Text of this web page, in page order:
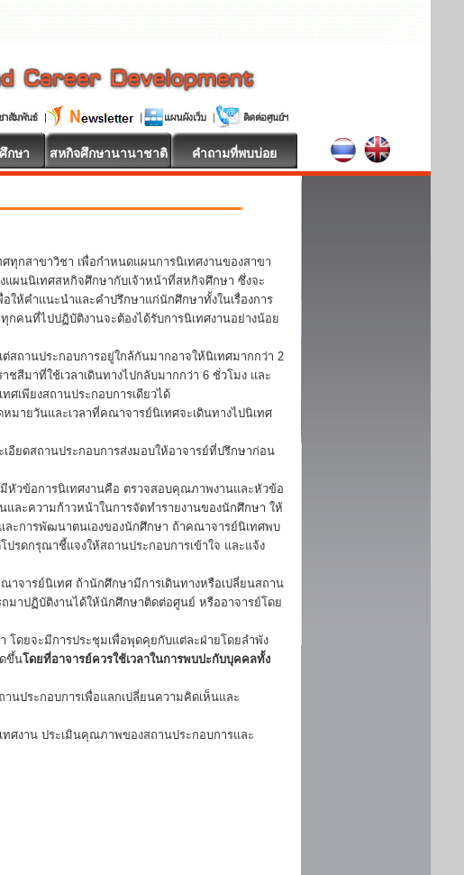
กษา สหกิจศึกษานานาชาติ คำถามที่พบบ่อย
ทุกสาขาวิชา เพื่อกำหนดแผนการนิเทศงานของสาขา
ผนนิเทศสหกิจศึกษากับเจ้าหน้าที่สหกิจศึกษา ซึ่งจะ
ให้คำแนะนำและคำปรึกษาแก่นักศึกษาทั้งในเรื่องการ
คนที่ไปปฏิบัติงานจะต้องได้รับการนิเทศงานอย่างน้อย
สถานประกอบการอยู่ใกล้กันมากอาจให้นิเทศมากกว่า 2
สีมาที่ใช้เวลาเดินทางไปกลับมากกว่า 6 ชั่วโมง และ
ศเพียงสถานประกอบการเดียวได้
มายวันและเวลาที่คณาจารย์นิเทศจะเดินทางไปนิเทศ
อียดสถานประกอบการส่งมอบให้อาจารย์ที่ปรึกษาก่อน
หัวข้อการนิเทศงานคือ ตรวจสอบคุณภาพงานและหัวข้อ
ละความก้าวหน้าในการจัดทำรายงานของนักศึกษา ให้
ะการพัฒนาตนเองของนักศึกษา ถ้าคณาจารย์นิเทศพบ
รดกรุณาชี้แจงให้สถานประกอบการเข้าใจ และแจ้ง
จารย์นิเทศ ถ้านักศึกษามีการเดินทางหรือเปลี่ยนสถาน
มาปฏิบัติงานได้ให้นักศึกษาติดต่อศูนย์ หรืออาจารย์โดย
โดยจะมีการประชุมเพื่อพุดคุยกับแต่ละฝ่ายโดยลำพัง
ขึ้นโดยที่อาจารย์ควรใช้เวลาในการพบปะกับบุคคลทั้ง
นประกอบการเพื่อแลกเปลี่ยนความคิดเห็นและ
ทศงาน ประเมินคุณภาพของสถานประกอบการและ